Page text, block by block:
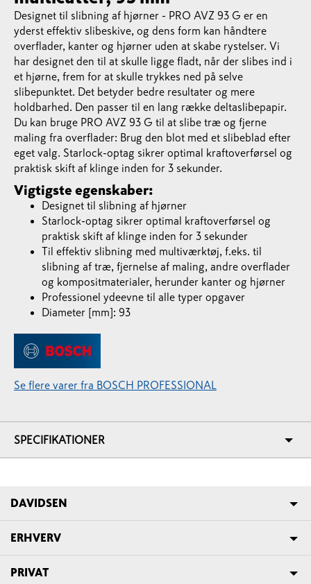
Designet til slibning af hjørner - PRO AVZ 93 G er en
yderst effektiv slibeskive, og dens form kan håndtere
overflader, kanter og hjørner uden at skabe rystelser. Vi
har designet den til at skulle ligge fladt, når der slibes ind i
et hjørne, frem for at skulle trykkes ned på selve
slibepunktet. Det betyder bedre resultater og mere
holdbarhed. Den passer til en lang række deltaslibepapir.
Du kan bruge PRO AVZ 93 G til at slibe træ og fjerne
maling fra overflader: Brug den blot med et slibeblad efter
eget valg. Starlock-optag sikrer optimal kraftoverførsel og
praktisk skift af klinge inden for 3 sekunder.
Vigtigste egenskaber:
Designet til slibning af hjørner
Starlock-optag sikrer optimal kraftoverførsel og
praktisk skift af klinge inden for 3 sekunder
Til effektiv slibning med multiværktøj, f.eks. til
slibning af træ, fjernelse af maling, andre overflader
og kompositmaterialer, herunder kanter og hjørner
Professionel ydeevne til alle typer opgaver
Diameter [mm]: 93
Se flere varer fra BOSCH PROFESSIONAL
SPECIFIKATIONER
DAVIDSEN
ERHVERV
PRIVAT